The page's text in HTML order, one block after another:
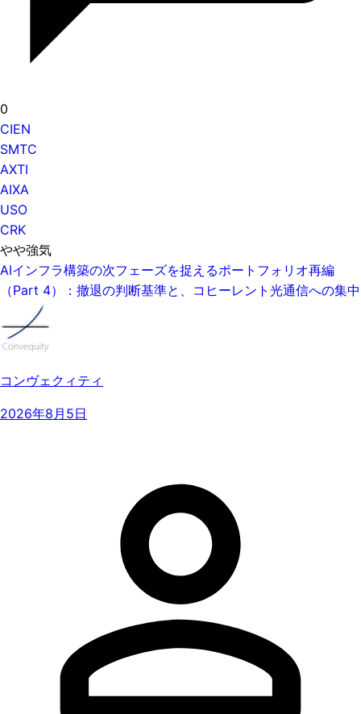
0
CIEN
SMTC
AXTI
AIXA
USO
CRK
やや強気
AIインフラ構築の次フェーズを捉えるポートフォリオ再編
（Part 4）：撤退の判断基準と、コヒーレント光通信への集中
コンヴェクィティ
2026年8月5日